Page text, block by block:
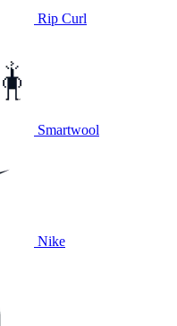
Rip Curl
Smartwool
Nike